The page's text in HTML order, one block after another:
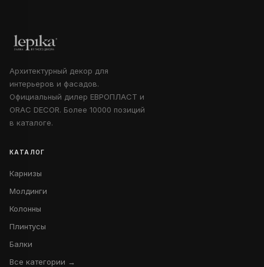
Архитектурный декор для
интерьеров и фасадов.
Официальный дилер ЕВРОПЛАСТ и
ORAC DECOR. Более 10000 позиций
в каталоге.
КАТАЛОГ
Карнизы
Молдинги
Колонны
Плинтусы
Балки
Все категории →